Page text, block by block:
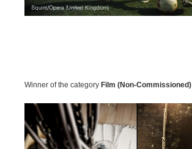
Winner of the category Film (Non-Commissioned)